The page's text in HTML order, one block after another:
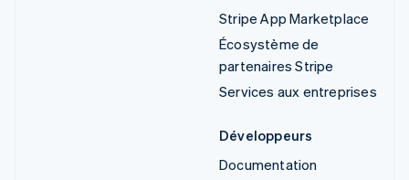
Stripe App Marketplace
Écosystème de
partenaires Stripe
Services aux entreprises
Développeurs
Documentation